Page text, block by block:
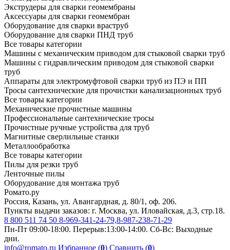
Экструдеры для сварки геомембраны
Аксессуары для сварки геомембран
Оборудование для сварки враструб
Оборудование для сварки ПНД труб
Все товары категории
Машины с механическим приводом для стыковой сварки труб
Машины с гидравлическим приводом для стыковой сварки
труб
Аппараты для электромуфтовой сварки труб из ПЭ и ПП
Тросы сантехнические для прочистки канализационных труб
Все товары категории
Механические прочистные машины
Профессиональные сантехнические тросы
Прочистные ручные устройства для труб
Магнитные сверлильные станки
Металлообработка
Все товары категории
Пилы для резки труб
Ленточные пилы
Оборудование для монтажа труб
Ромато.ру
Россия, Казань, ул. Авангардная, д. 80/1, оф. 206.
Пункты выдачи заказов: г. Москва, ул. Иловайская, д.3, стр.18.
8 800 511 74 50 8-969-341-24-79,8-987-238-71-29
Пн-Пт 09:00-18:00. Перерыв:13:00-14:00. Сб-Вс: Выходные
дни.
info@romato.ru Избранное (0) Сравнить (0)